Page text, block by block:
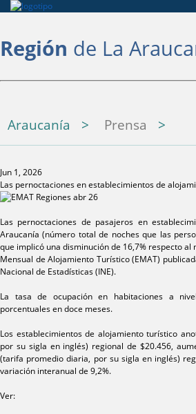
Región de La
Araucanía Prensa
Jun 1, 2026
Las pernoctaciones en establecimientos de
Las pernoctaciones de pasajeros en
Araucanía (número total de noches que las
que implicó una disminución de 16,7% respecto
Mensual de Alojamiento Turístico (EMAT)
Nacional de Estadísticas (INE).
La tasa de ocupación en habitaciones a
porcentuales en doce meses.
Los establecimientos de alojamiento turístico
por su sigla en inglés) regional de $20.456,
(tarifa promedio diaria, por su sigla en inglés)
variación interanual de 9,2%.
Ver: